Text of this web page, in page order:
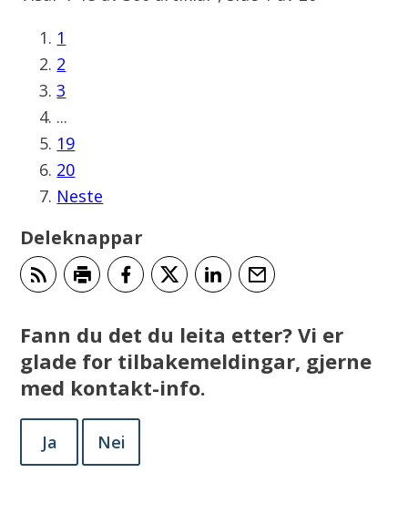
1
2
3
...
19
20
Neste
Deleknappar
Fann du det du leita etter? Vi er
glade for tilbakemeldingar, gjerne
med kontakt-info.
Ja Nei